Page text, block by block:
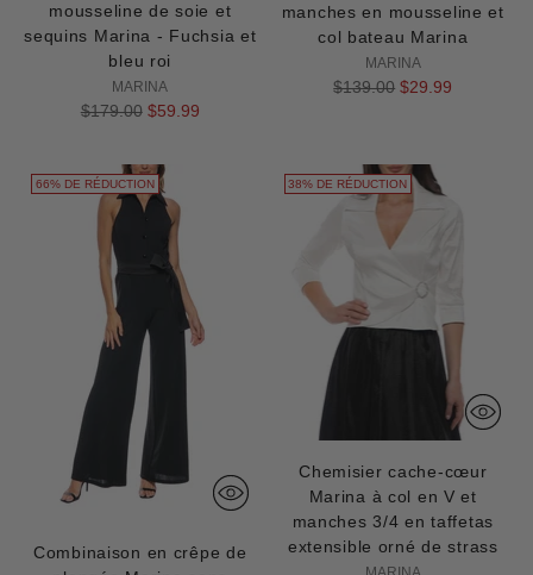
mousseline de soie et
sequins Marina - Fuchsia et
bleu roi
MARINA
Prix
$179.00 $59.99
manches en mousseline et
col bateau Marina
MARINA
Prix
$139.00 $29.99
66% DE RÉDUCTION
Combinaison en crêpe de
38% DE RÉDUCTION
Chemisier cache-cœur
Marina à col en V et
manches 3/4 en taffetas
extensible orné de strass
MARINA